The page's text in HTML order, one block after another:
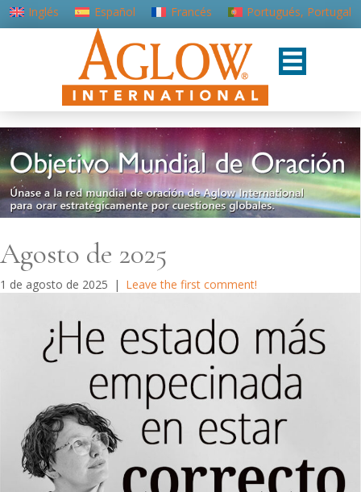
Inglés Español Francés Portugués, Portugal
Agosto de 2025
1 de agosto de 2025 | Leave the first comment!